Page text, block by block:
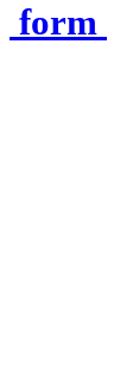
form